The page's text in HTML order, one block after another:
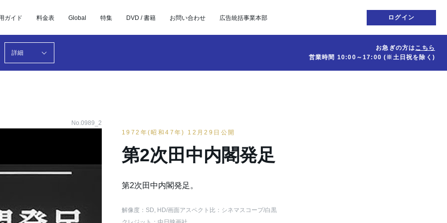
ガイド 料金表 Global 特集 DVD / 書籍 お問い合わせ 広告統括事業本部 ログイン
詳細
お急ぎの方はこちら
営業時間 10:00～17:00(※土日祝を除く)
No.0989_2
1972年(昭和47年) 12月29日公開
第2次田中内閣発足
第2次田中内閣発足。
解像度：SD, HD/画面アスペクト比：シネマスコープ/白黒